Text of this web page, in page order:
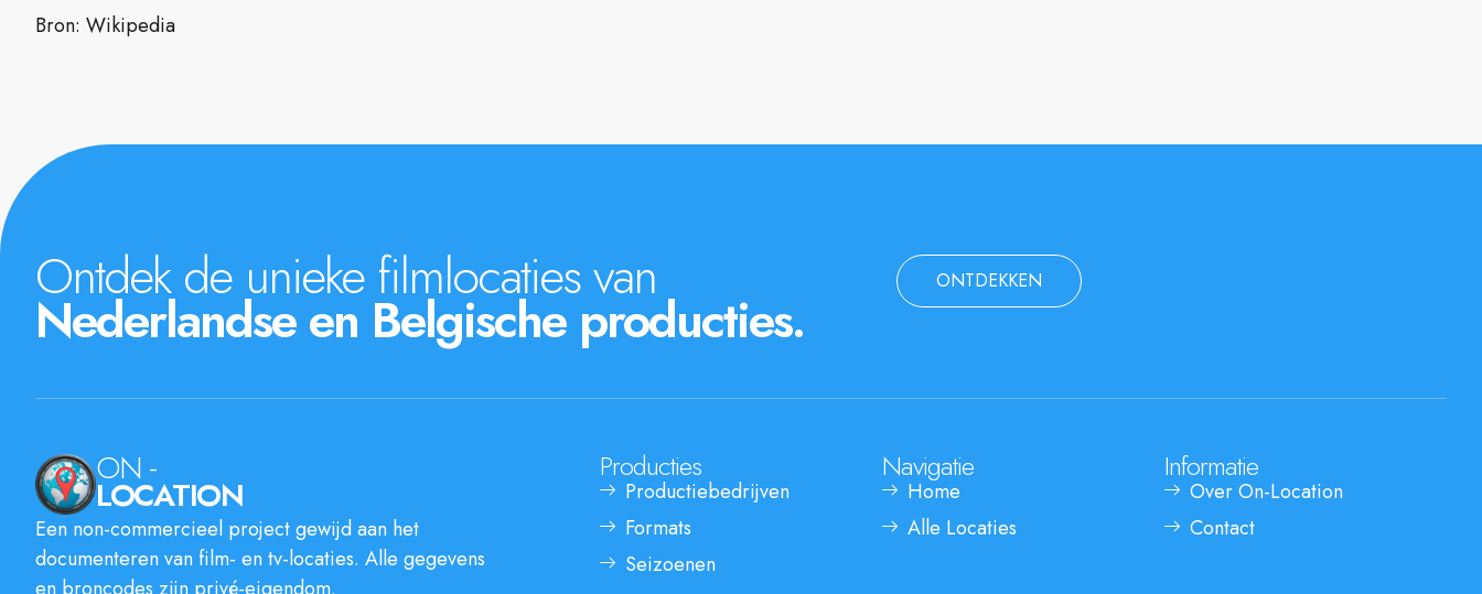
Bron: Wikipedia
Ontdek de unieke filmlocaties van
Nederlandse en Belgische producties.
ONTDEKKEN
ON -
LOCATION
Een non-commercieel project gewijd aan het
documenteren van film- en tv-locaties. Alle gegevens
Producties
Productiebedrijven
Formats
Seizoenen
Navigatie
Home
Alle Locaties
Informatie
Over On-Location
Contact